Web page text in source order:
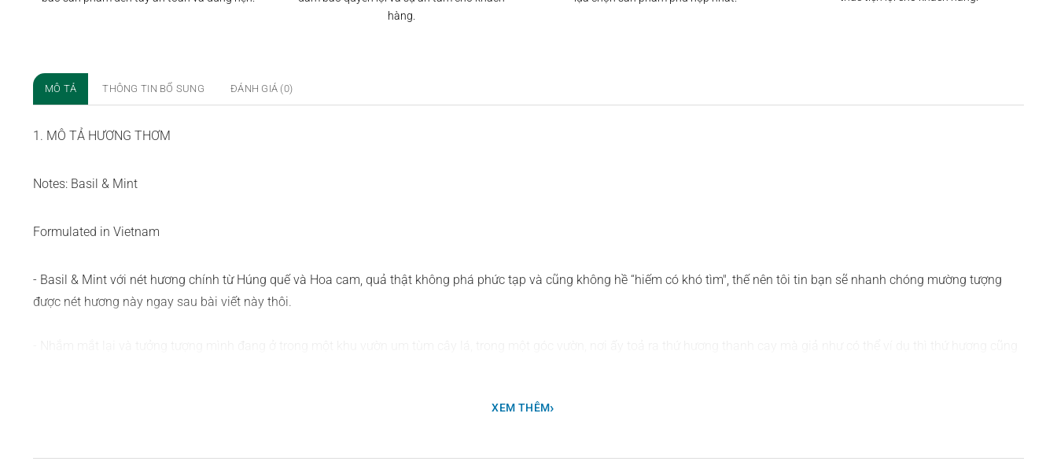
hàng.
MÔ TẢ THÔNG TIN BỔ SUNG ĐÁNH GIÁ (0)
1. MÔ TẢ HƯƠNG THƠM
Notes: Basil & Mint
Formulated in Vietnam
- Basil & Mint với nét hương chính từ Húng quế và Hoa cam, quả thật không phá phức tạp và cũng không hề “hiếm có khó tìm", thế nên tôi tin bạn sẽ nhanh chóng mường tượng
được nét hương này ngay sau bài viết này thôi.
hai mùi hương trên với nhau, bạn đã có một hợp hương thanh khiết nhưng sắc nét, tươi tắn nhưng không hề thiếu đi điểm nhấn.
XEM THÊM›